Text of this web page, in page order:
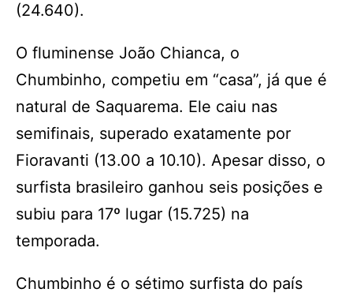
(24.640).
O fluminense João Chianca, o
Chumbinho, competiu em “casa”, já que é
natural de Saquarema. Ele caiu nas
semifinais, superado exatamente por
Fioravanti (13.00 a 10.10). Apesar disso, o
surfista brasileiro ganhou seis posições e
subiu para 17º lugar (15.725) na
temporada.
Chumbinho é o sétimo surfista do país